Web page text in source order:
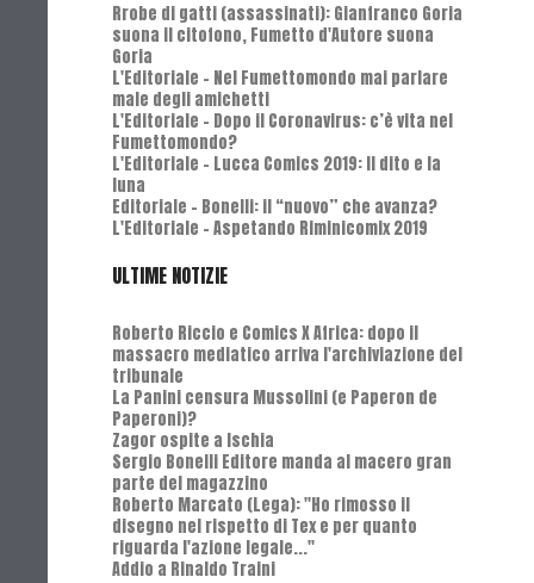
Rrobe di gatti (assassinati): Gianfranco Goria
suona il citofono, Fumetto d'Autore suona
Goria
L'Editoriale - Nel Fumettomondo mai parlare
male degli amichetti
L'Editoriale - Dopo il Coronavirus: c’è vita nel
Fumettomondo?
L'Editoriale - Lucca Comics 2019: Il dito e la
luna
Editoriale - Bonelli: il “nuovo” che avanza?
L'Editoriale - Aspetando Riminicomix 2019
ULTIME NOTIZIE
Roberto Riccio e Comics X Africa: dopo il
massacro mediatico arriva l'archiviazione del
tribunale
La Panini censura Mussolini (e Paperon de
Paperoni)?
Zagor ospite a Ischia
Sergio Bonelli Editore manda al macero gran
parte del magazzino
Roberto Marcato (Lega): "Ho rimosso il
disegno nel rispetto di Tex e per quanto
riguarda l'azione legale..."
Addio a Rinaldo Traini